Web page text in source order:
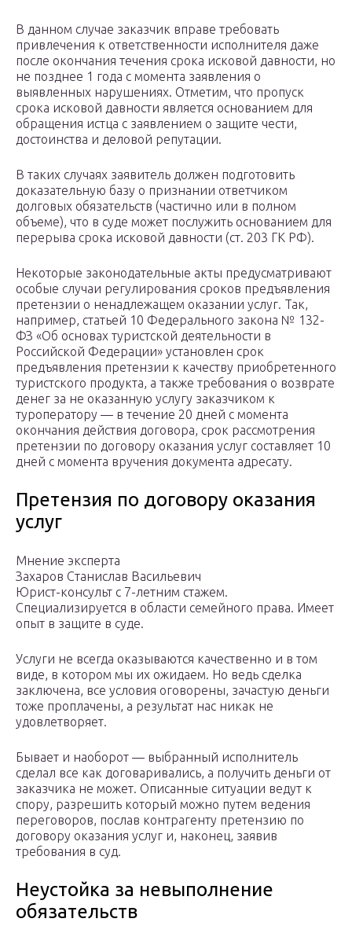
В данном случае заказчик вправе требовать
привлечения к ответственности исполнителя даже
после окончания течения срока исковой давности, но
не позднее 1 года с момента заявления о
выявленных нарушениях. Отметим, что пропуск
срока исковой давности является основанием для
обращения истца с заявлением о защите чести,
достоинства и деловой репутации.
В таких случаях заявитель должен подготовить
доказательную базу о признании ответчиком
долговых обязательств (частично или в полном
объеме), что в суде может послужить основанием для
перерыва срока исковой давности (ст. 203 ГК РФ).
Некоторые законодательные акты предусматривают
особые случаи регулирования сроков предъявления
претензии о ненадлежащем оказании услуг. Так,
например, статьей 10 Федерального закона № 132-
ФЗ «Об основах туристской деятельности в
Российской Федерации» установлен срок
предъявления претензии к качеству приобретенного
туристского продукта, а также требования о возврате
денег за не оказанную услугу заказчиком к
туроператору — в течение 20 дней с момента
окончания действия договора, срок рассмотрения
претензии по договору оказания услуг составляет 10
дней с момента вручения документа адресату.
Претензия по договору оказания
услуг
Мнение эксперта
Захаров Станислав Васильевич
Юрист-консульт с 7-летним стажем.
Специализируется в области семейного права. Имеет
опыт в защите в суде.
Услуги не всегда оказываются качественно и в том
виде, в котором мы их ожидаем. Но ведь сделка
заключена, все условия оговорены, зачастую деньги
тоже проплачены, а результат нас никак не
удовлетворяет.
Бывает и наоборот — выбранный исполнитель
сделал все как договаривались, а получить деньги от
заказчика не может. Описанные ситуации ведут к
спору, разрешить который можно путем ведения
переговоров, послав контрагенту претензию по
договору оказания услуг и, наконец, заявив
требования в суд.
Неустойка за невыполнение
обязательств